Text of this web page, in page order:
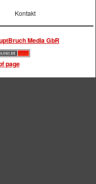
Kontakt
Media GbR
page